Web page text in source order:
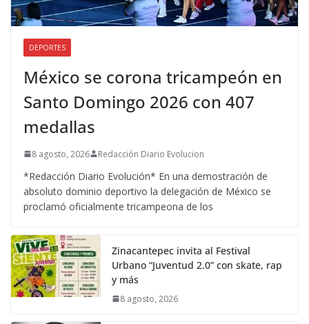
DEPORTES
México se corona tricampeón en
Santo Domingo 2026 con 407
medallas
8 agosto, 2026 Redacción Diario Evolucion
*Redacción Diario Evolución* En una demostración de
absoluto dominio deportivo la delegación de México se
proclamó oficialmente tricampeona de los
Zinacantepec invita al Festival
Urbano “Juventud 2.0” con skate, rap
y más
8 agosto, 2026